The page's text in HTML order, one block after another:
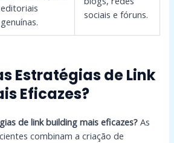
editoriais
genuínas.
sociais e fóruns.
Estratégias de Link
Eficazes?
de link building mais eficazes? As
combinam a criação de